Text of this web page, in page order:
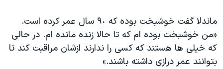
دادگاه حمید نوری
چهل سال گروگان‌گیری
قانون شفافیت دارائی کادر رهبری ایران
ماندلا گفت خوشبخت بوده که ۹٠ سال عمر کرده است.
«من خوشبخت بوده ام که تا حالا زنده مانده ام. در حالی
که خیلی ها هستند که کسی را ندارند ازشان مراقبت کند تا
بتوانند عمر درازی داشته باشند.»